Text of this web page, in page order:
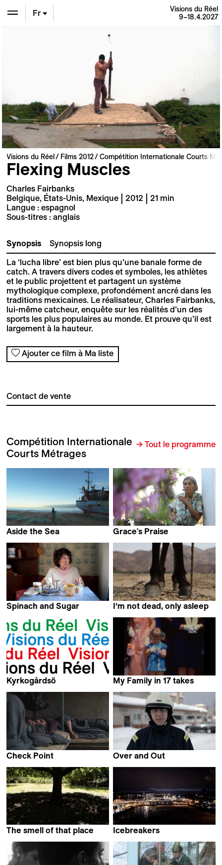
Fr
Visions du Réel
9–18.4.2027
Visions du Réel Films 2012 Compétition Internationale Courts
Flexing Muscles
Charles Fairbanks
Belgique, États-Unis, Mexique | 2012 | 21 min
Langue : espagnol
Sous-titres : anglais
Synopsis Synopsis long
La ‘lucha libre’ est bien plus qu’une banale forme de
catch. A travers divers codes et symboles, les athlètes
et le public projettent et partagent un système
mythologique complexe, profondément ancré dans les
traditions mexicaines. Le réalisateur, Charles Fairbanks,
lui-même catcheur, enquête sur les réalités d’un des
sports les plus populaires au monde. Et prouve qu’il est
largement à la hauteur.
Ajouter ce film à Ma liste
Contact de vente
Compétition Internationale
Courts Métrages
→ Tout le programme
Aside the Sea
Grace's Praise
Spinach and Sugar
I‘m not dead, only asleep
Kyrkogårdsö
My Family in 17 takes
Check Point
Over and Out
The smell of that place
Icebreakers